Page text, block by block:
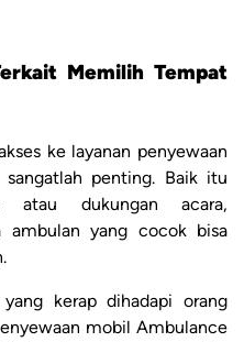
Memilih Tempat
ke layanan penyewaan
penting. Baik itu
atau dukungan acara,
ambulan yang cocok bisa
kerap dihadapi orang
mobil Ambulance